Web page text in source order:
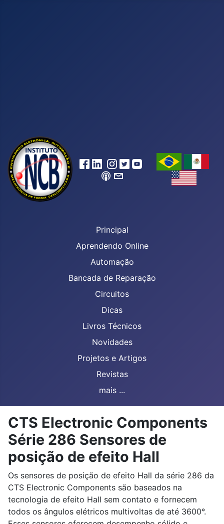
Principal
Aprendendo Online
Automação
Bancada de Reparação
Circuitos
Dicas
Livros Técnicos
Novidades
Projetos e Artigos
Revistas
mais ...
CTS Electronic Components
Série 286 Sensores de
posição de efeito Hall
Os sensores de posição de efeito Hall da série 286 da
CTS Electronic Components são baseados na
tecnologia de efeito Hall sem contato e fornecem
todos os ângulos elétricos multivoltas de até 3600°.